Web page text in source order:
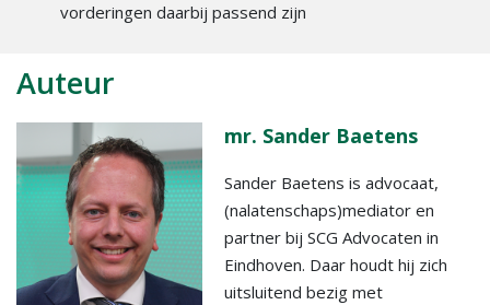
vorderingen daarbij passend zijn
Auteur
mr. Sander Baetens
Sander Baetens is advocaat,
(nalatenschaps)mediator en
partner bij SCG Advocaten in
Eindhoven. Daar houdt hij zich
uitsluitend bezig met